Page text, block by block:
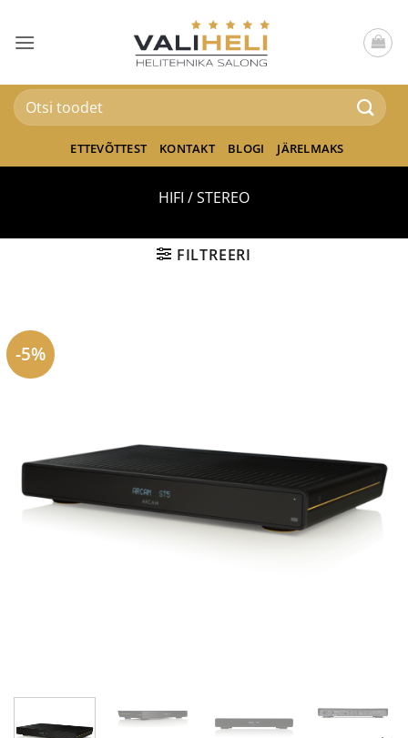
content
Otsi:
ETTEVÕTTEST KONTAKT BLOGI JÄRELMAKS
HIFI / STEREO
FILTREERI
-5%